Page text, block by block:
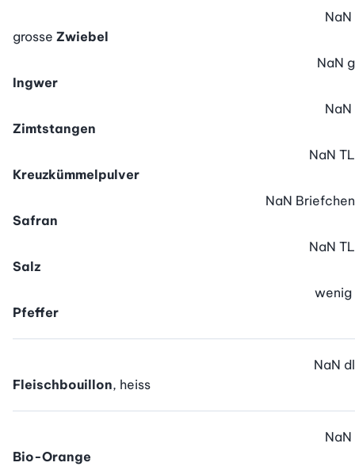
grosse Zwiebel
NaN
Ingwer
NaN g
Zimtstangen
NaN
Kreuzkümmelpulver
NaN TL
Safran
NaN Briefchen
Salz
NaN TL
Pfeffer
wenig
Fleischbouillon, heiss
NaN dl
Bio-Orange
NaN